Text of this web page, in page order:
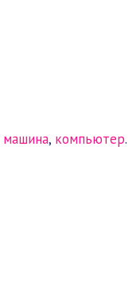
машина, компьютер.